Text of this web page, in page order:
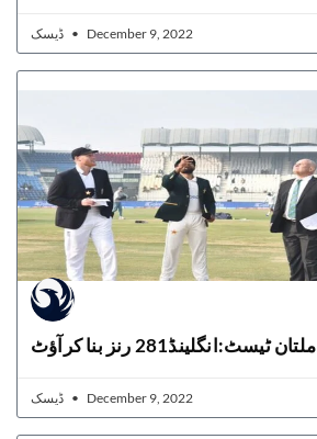
December 9, 2022
ملتان ٹیسٹ:انگلینڈ281 رنز بنا کرآؤٹ
December 9, 2022